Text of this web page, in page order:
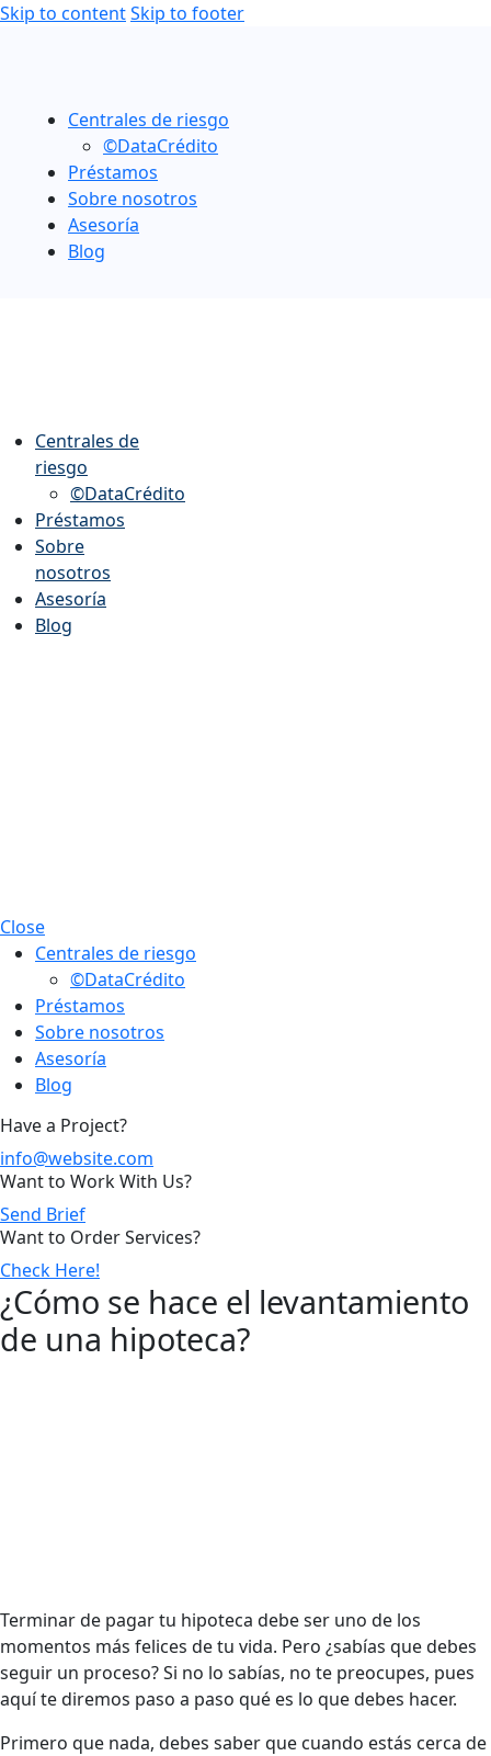
Skip to contentSkip to footer
Centrales de riesgo
©DataCrédito
Préstamos
Sobre nosotros
Asesoría
Blog
Centrales de
riesgo
©DataCrédito
Préstamos
Sobre
nosotros
Asesoría
Blog
Close
Centrales de riesgo
©DataCrédito
Préstamos
Sobre nosotros
Asesoría
Blog
Have a Project?
info@website.com
Want to Work With Us?
Send Brief
Want to Order Services?
Check Here!
¿Cómo se hace el levantamiento
de una hipoteca?
Terminar de pagar tu hipoteca debe ser uno de los
momentos más felices de tu vida. Pero ¿sabías que debes
seguir un proceso? Si no lo sabías, no te preocupes, pues
aquí te diremos paso a paso qué es lo que debes hacer.
Primero que nada, debes saber que cuando estás cerca de